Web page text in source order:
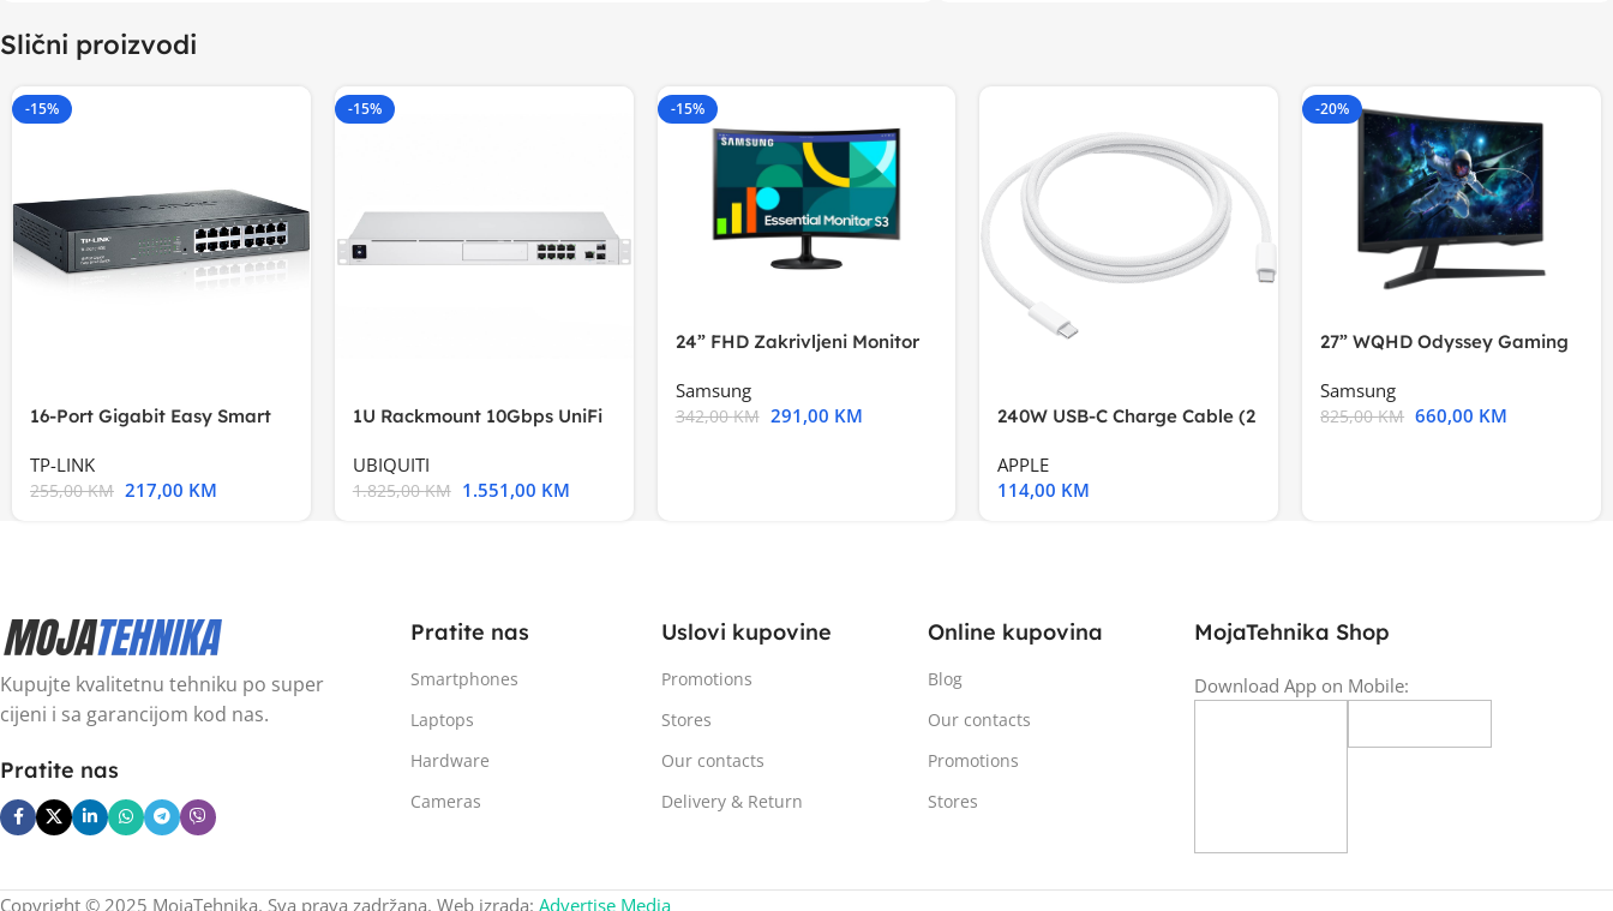
Slični proizvodi
-15%
16-Port Gigabit Easy Smart
TP-LINK
255,00KM 217,00 KM
-15%
1U Rackmount 10Gbps UniFi
UBIQUITI
1.825,00KM 1.551,00 KM
-15%
24” FHD Zakrivljeni Monitor
Samsung
342,00KM 291,00 KM
240W USB-C Charge Cable (2
APPLE
114,00 KM
-20%
27” WQHD Odyssey Gaming
Samsung
825,00KM 660,00 KM
Kupujte kvalitetnu tehniku po super
cijeni i sa garancijom kod nas.
Pratite nas
Pratite nas
Smartphones
Laptops
Hardware
Cameras
Uslovi kupovine
Promotions
Stores
Our contacts
Delivery & Return
Online kupovina
Blog
Our contacts
Promotions
Stores
MojaTehnika Shop
Download App on Mobile:
Copyright © 2025 MojaTehnika. Sva prava zadržana. Web izrada: Advertise Media